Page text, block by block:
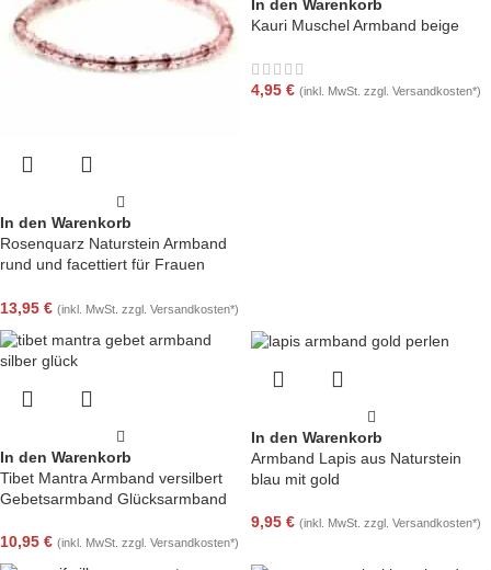
In den Warenkorb
Rosenquarz Naturstein Armband
rund und facettiert für Frauen
13,95 € (inkl. MwSt. zzgl. Versandkosten*)
In den Warenkorb
Kauri Muschel Armband beige
4,95 € (inkl. MwSt. zzgl. Versandkosten*)
In den Warenkorb
Tibet Mantra Armband versilbert
Gebetsarmband Glücksarmband
10,95 € (inkl. MwSt. zzgl. Versandkosten*)
In den Warenkorb
Armband Lapis aus Naturstein
blau mit gold
9,95 € (inkl. MwSt. zzgl. Versandkosten*)